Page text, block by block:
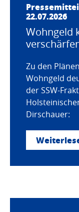
22.07.2026
Wohngeld
Zu den
Wohngeld
der SSW-
Dirschauer: